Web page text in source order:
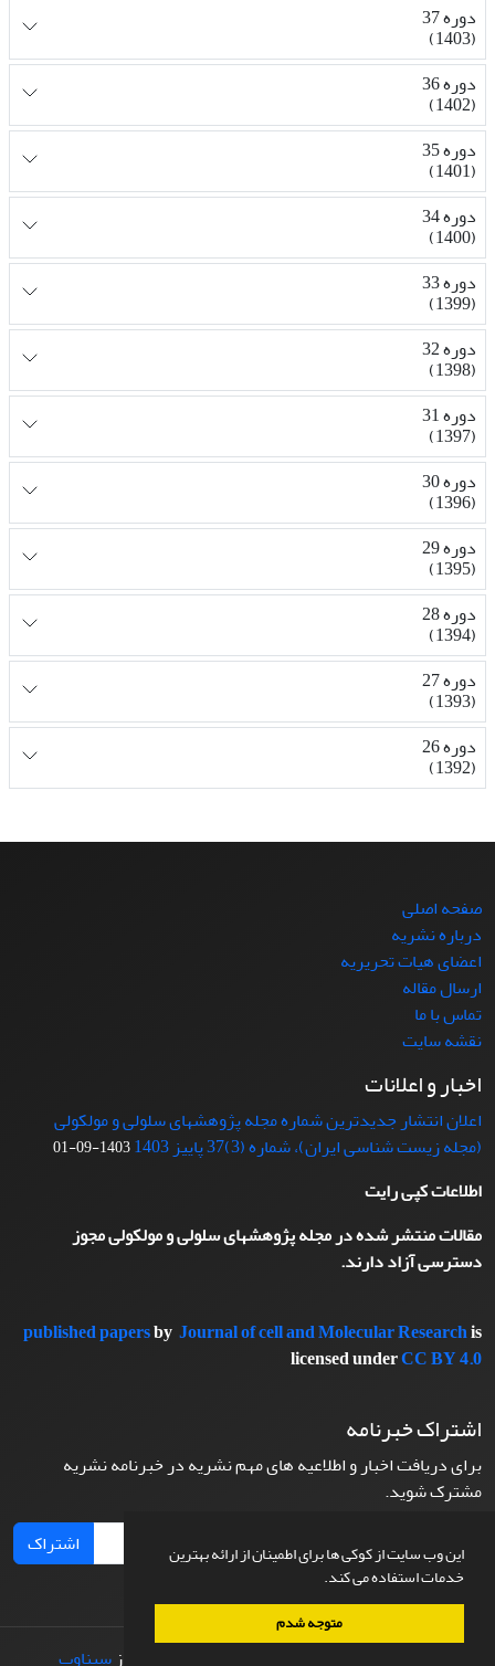
این وب سایت از کوکی ها برای اطمینان از ارائه بهترین
خدمات استفاده می کند.
متوجه شدم
دوره 37
(1403)
دوره 36
(1402)
دوره 35
(1401)
دوره 34
(1400)
دوره 33
(1399)
دوره 32
(1398)
دوره 31
(1397)
دوره 30
(1396)
دوره 29
(1395)
دوره 28
(1394)
دوره 27
(1393)
دوره 26
(1392)
صفحه اصلی
درباره نشریه
اعضای هیات تحریریه
ارسال مقاله
تماس با ما
نقشه سایت
اخبار و اعلانات
اعلان انتشار جدیدترین شماره مجله پژوهشهای سلولی و مولکولی
(مجله زیست شناسی ایران)، شماره (3)37 پاییز 1403
1403-09-01
اطلاعات کپی رایت
مقالات منتشر شده در مجله پژوهشهای سلولی و مولکولی مجوز
دسترسی آزاد دارند.
published papersby Journal of cell and Molecular Researchis
licensed underCC BY 4.0
اشتراک خبرنامه
برای دریافت اخبار و اطلاعیه های مهم نشریه در خبرنامه نشریه
مشترک شوید.
اشتراک
طراحی و پیاده سازی از سیناوب